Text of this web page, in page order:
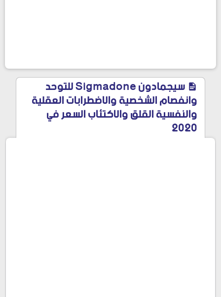
سيجمادون Sigmadone للتوحد
وانفصام الشخصية والاضطرابات العقلية
والنفسية القلق والاكتئاب السعر في
2020